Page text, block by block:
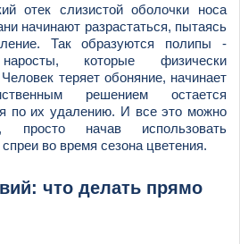
отек слизистой оболочки носа
начинают разрастаться, пытаясь
Так образуются полипы -
наросты, которые физически
теряет обоняние, начинает
решением остается
по их удалению. И все это можно
просто начав использовать
во время сезона цветения.
что делать прямо